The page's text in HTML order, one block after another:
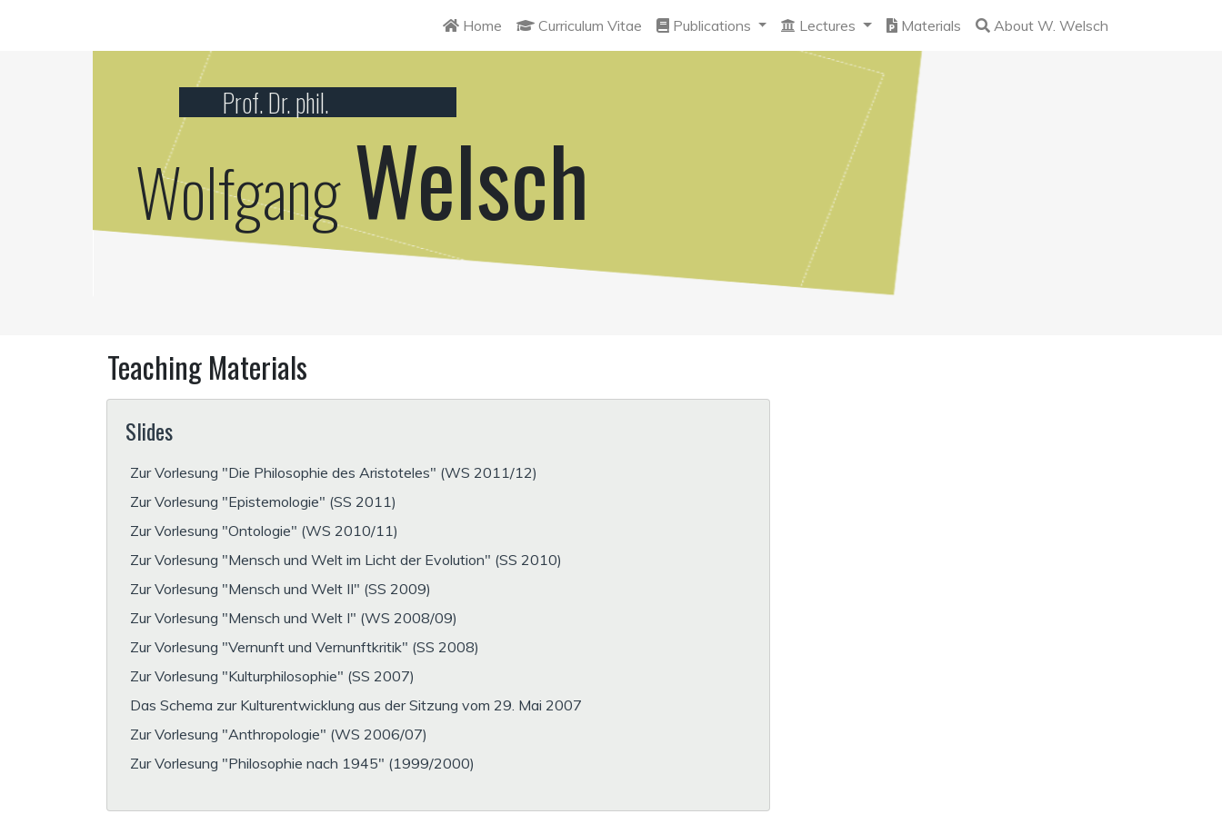
Prof. Dr. phil.
WolfgangWelsch
Home Curriculum Vitae Publications Lectures Materials About W. Welsch
Teaching Materials
Slides
Zur Vorlesung "Die Philosophie des Aristoteles" (WS 2011/12)
Zur Vorlesung "Epistemologie" (SS 2011)
Zur Vorlesung "Ontologie" (WS 2010/11)
Zur Vorlesung "Mensch und Welt im Licht der Evolution" (SS 2010)
Zur Vorlesung "Mensch und Welt II" (SS 2009)
Zur Vorlesung "Mensch und Welt I" (WS 2008/09)
Zur Vorlesung "Vernunft und Vernunftkritik" (SS 2008)
Zur Vorlesung "Kulturphilosophie" (SS 2007)
Das Schema zur Kulturentwicklung aus der Sitzung vom 29. Mai 2007
Zur Vorlesung "Anthropologie" (WS 2006/07)
Zur Vorlesung "Philosophie nach 1945" (1999/2000)